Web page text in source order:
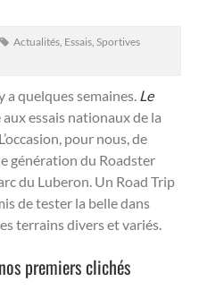
Actualités Essais Sportives
a quelques semaines. Le
essais nationaux de la
L’occasion, pour nous, de
génération du Roadster
du Luberon. Un Road Trip
de tester la belle dans
terrains divers et variés.
premiers clichés